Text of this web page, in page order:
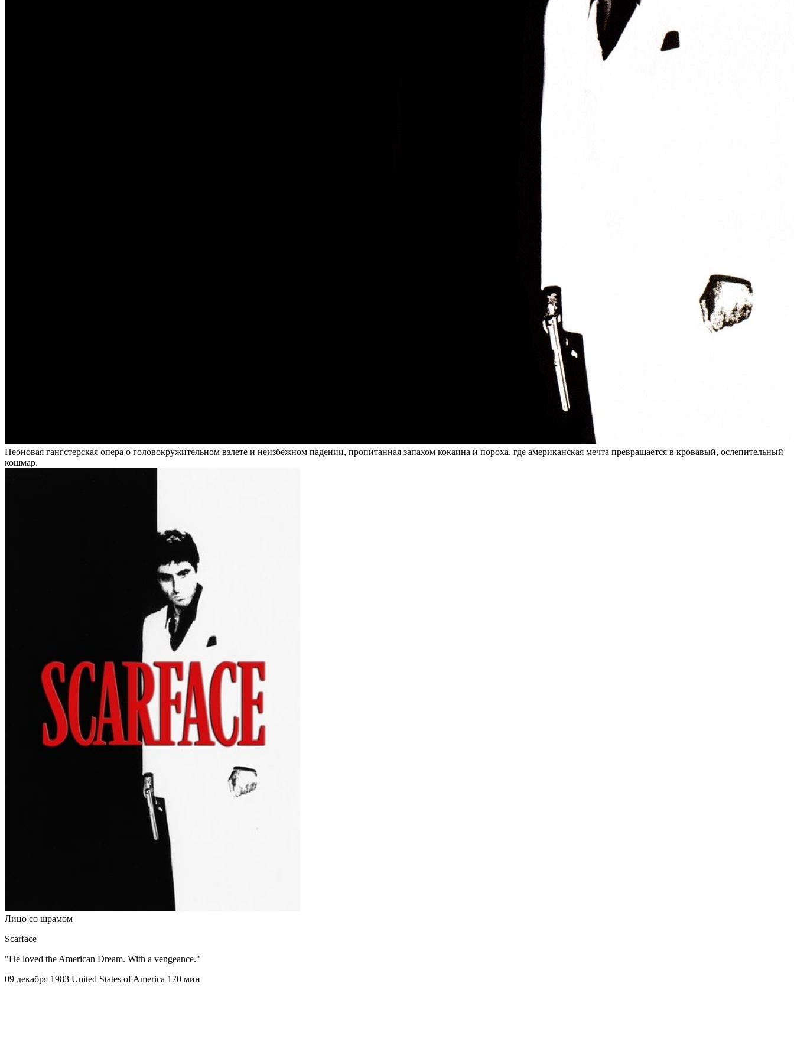
Неоновая гангстерская опера о головокружительном взлете и неизбежном падении, пропитанная запахом кокаина и пороха, где американская мечта превращается в кровавый, ослепительный
кошмар.
Лицо со шрамом
Scarface
"He loved the American Dream. With a vengeance."
09 декабря 1983 United States of America 170 мин